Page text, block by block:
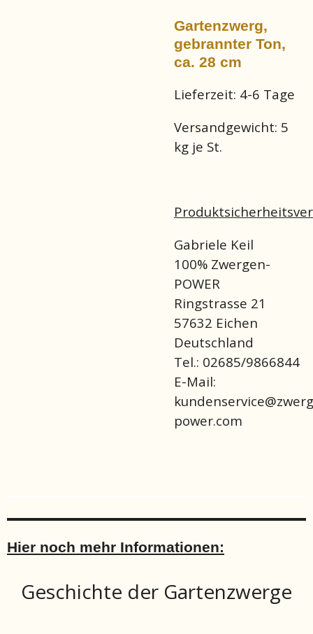
Gartenzwerg,
gebrannter Ton,
ca. 28 cm
Lieferzeit: 4-6 Tage
Versandgewicht: 5
kg je St.
Gabriele Keil
100% Zwergen-
POWER
Ringstrasse 21
57632 Eichen
Deutschland
Tel.: 02685/9866844
E-Mail:
power.com
Hier noch mehr Informationen:
Geschichte der Gartenzwerge